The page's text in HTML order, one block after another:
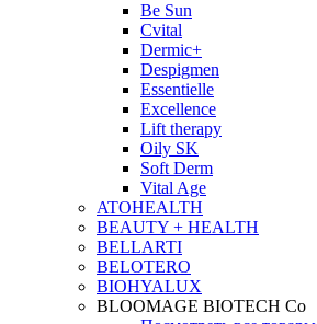
Be Sun
Cvital
Dermic+
Despigmen
Essentielle
Excellence
Lift therapy
Oily SK
Soft Derm
Vital Age
ATOHEALTH
BEAUTY + HEALTH
BELLARTI
BELOTERO
BIOHYALUX
BLOOMAGE BIOTECH Co